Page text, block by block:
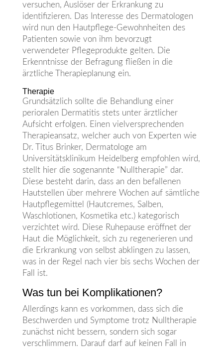
versuchen, Auslöser der Erkrankung zu
identifizieren. Das Interesse des Dermatologen
wird nun den Hautpflege-Gewohnheiten des
Patienten sowie von ihm bevorzugt
verwendeter Pflegeprodukte gelten. Die
Erkenntnisse der Befragung fließen in die
ärztliche Therapieplanung ein.
Therapie
Grundsätzlich sollte die Behandlung einer
perioralen Dermatitis stets unter ärztlicher
Aufsicht erfolgen. Einen vielversprechenden
Therapieansatz, welcher auch von Experten wie
Dr. Titus Brinker, Dermatologe am
Universitätsklinikum Heidelberg empfohlen wird,
stellt hier die sogenannte “Nulltherapie” dar.
Diese besteht darin, dass an den befallenen
Hautstellen über mehrere Wochen auf sämtliche
Hautpflegemittel (Hautcremes, Salben,
Waschlotionen, Kosmetika etc.) kategorisch
verzichtet wird. Diese Ruhepause eröffnet der
Haut die Möglichkeit, sich zu regenerieren und
die Erkrankung von selbst abklingen zu lassen,
was in der Regel nach vier bis sechs Wochen der
Fall ist.
Was tun bei Komplikationen?
Allerdings kann es vorkommen, dass sich die
Beschwerden und Symptome trotz Nulltherapie
zunächst nicht bessern, sondern sich sogar
verschlimmern. Darauf darf auf keinen Fall in